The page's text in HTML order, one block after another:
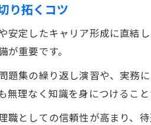
り拓くコツ
安定したキャリア形成に直結
重要です。
題集の繰り返し演習や、実務
理なく知識を身につけること
職としての信頼性が高まり、